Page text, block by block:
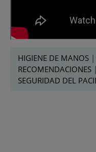
HIGIENE DE MANOS |
RECOMENDACIONES |
SEGURIDAD DEL